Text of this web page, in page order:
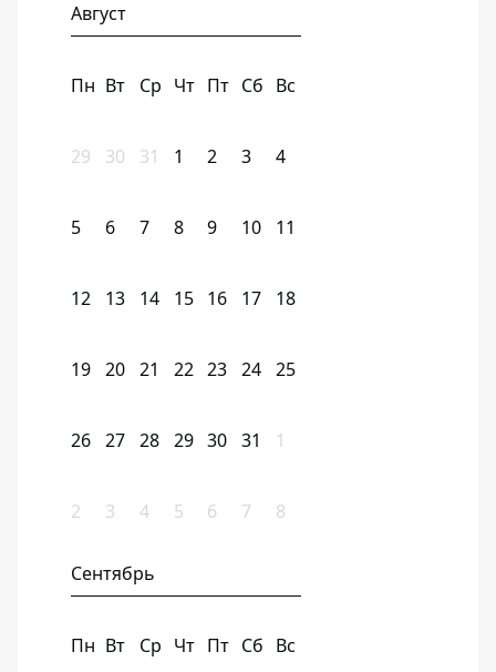
Август
Пн Вт Ср Чт Пт Сб Вс
29 30 31 1 2 3 4
5 6 7 8 9 10 11
12 13 14 15 16 17 18
19 20 21 22 23 24 25
26 27 28 29 30 31 1
2 3 4 5 6 7 8
Сентябрь
Пн Вт Ср Чт Пт Сб Вс